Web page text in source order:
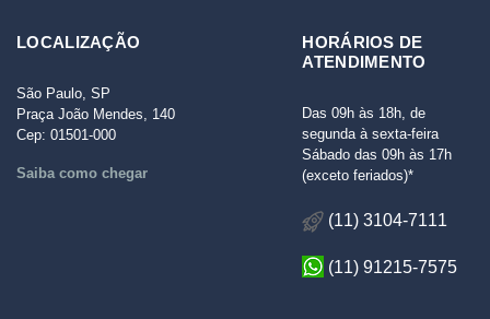
LOCALIZAÇÃO
São Paulo, SP
Praça João Mendes, 140
Cep: 01501-000
Saiba como chegar
HORÁRIOS DE
ATENDIMENTO
Das 09h às 18h, de
segunda à sexta-feira
Sábado das 09h às 17h
(exceto feriados)*
(11) 3104-7111
(11) 91215-7575